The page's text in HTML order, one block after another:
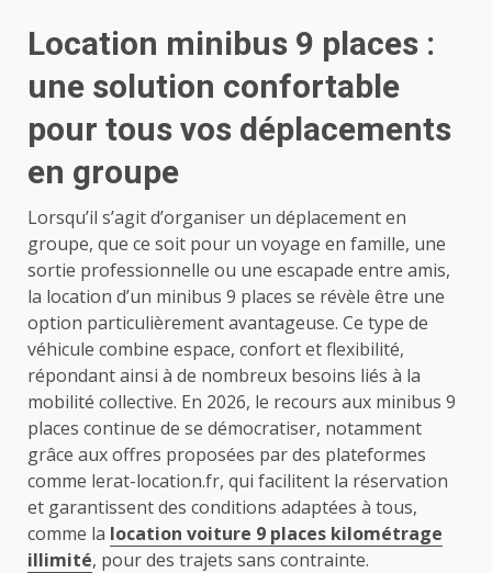
Location minibus 9 places :
une solution confortable
pour tous vos déplacements
en groupe
Lorsqu’il s’agit d’organiser un déplacement en
groupe, que ce soit pour un voyage en famille, une
sortie professionnelle ou une escapade entre amis,
la location d’un minibus 9 places se révèle être une
option particulièrement avantageuse. Ce type de
véhicule combine espace, confort et flexibilité,
répondant ainsi à de nombreux besoins liés à la
mobilité collective. En 2026, le recours aux minibus 9
places continue de se démocratiser, notamment
grâce aux offres proposées par des plateformes
comme lerat-location.fr, qui facilitent la réservation
et garantissent des conditions adaptées à tous,
comme la location voiture 9 places kilométrage
illimité, pour des trajets sans contrainte.